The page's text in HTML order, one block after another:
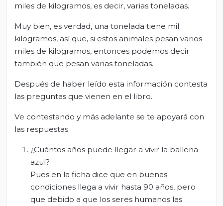
miles de kilogramos, es decir, varias toneladas.
Muy bien, es verdad, una tonelada tiene mil
kilogramos, así que, si estos animales pesan varios
miles de kilogramos, entonces podemos decir
también que pesan varias toneladas.
Después de haber leído esta información contesta
las preguntas que vienen en el libro.
Ve contestando y más adelante se te apoyará con
las respuestas.
¿Cuántos años puede llegar a vivir la ballena
azul?
Pues en la ficha dice que en buenas
condiciones llega a vivir hasta 90 años, pero
que debido a que los seres humanos las